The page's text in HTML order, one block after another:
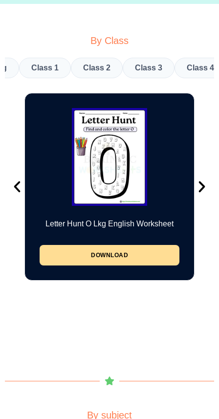
By Class
Class 1 Class 2 Class 3 Class 4
Letter Hunt O Lkg English Worksheet
DOWNLOAD
By subject